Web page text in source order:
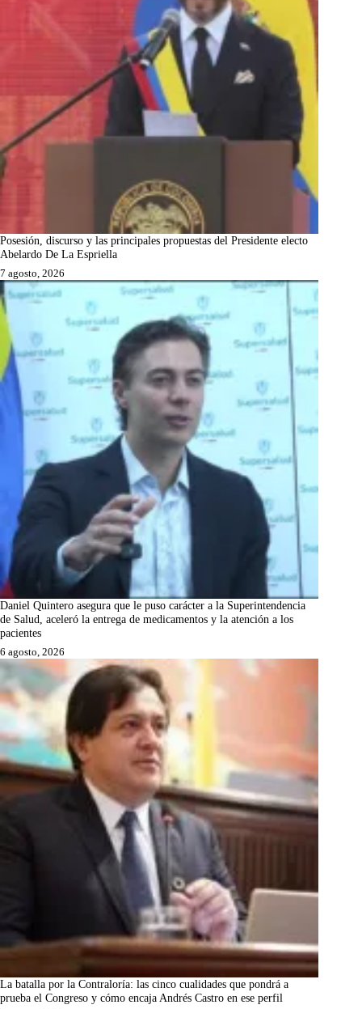
Posesión, discurso y las principales propuestas del Presidente electo
Abelardo De La Espriella
7 agosto, 2026
Daniel Quintero asegura que le puso carácter a la Superintendencia
de Salud, aceleró la entrega de medicamentos y la atención a los
pacientes
6 agosto, 2026
La batalla por la Contraloría: las cinco cualidades que pondrá a
prueba el Congreso y cómo encaja Andrés Castro en ese perfil